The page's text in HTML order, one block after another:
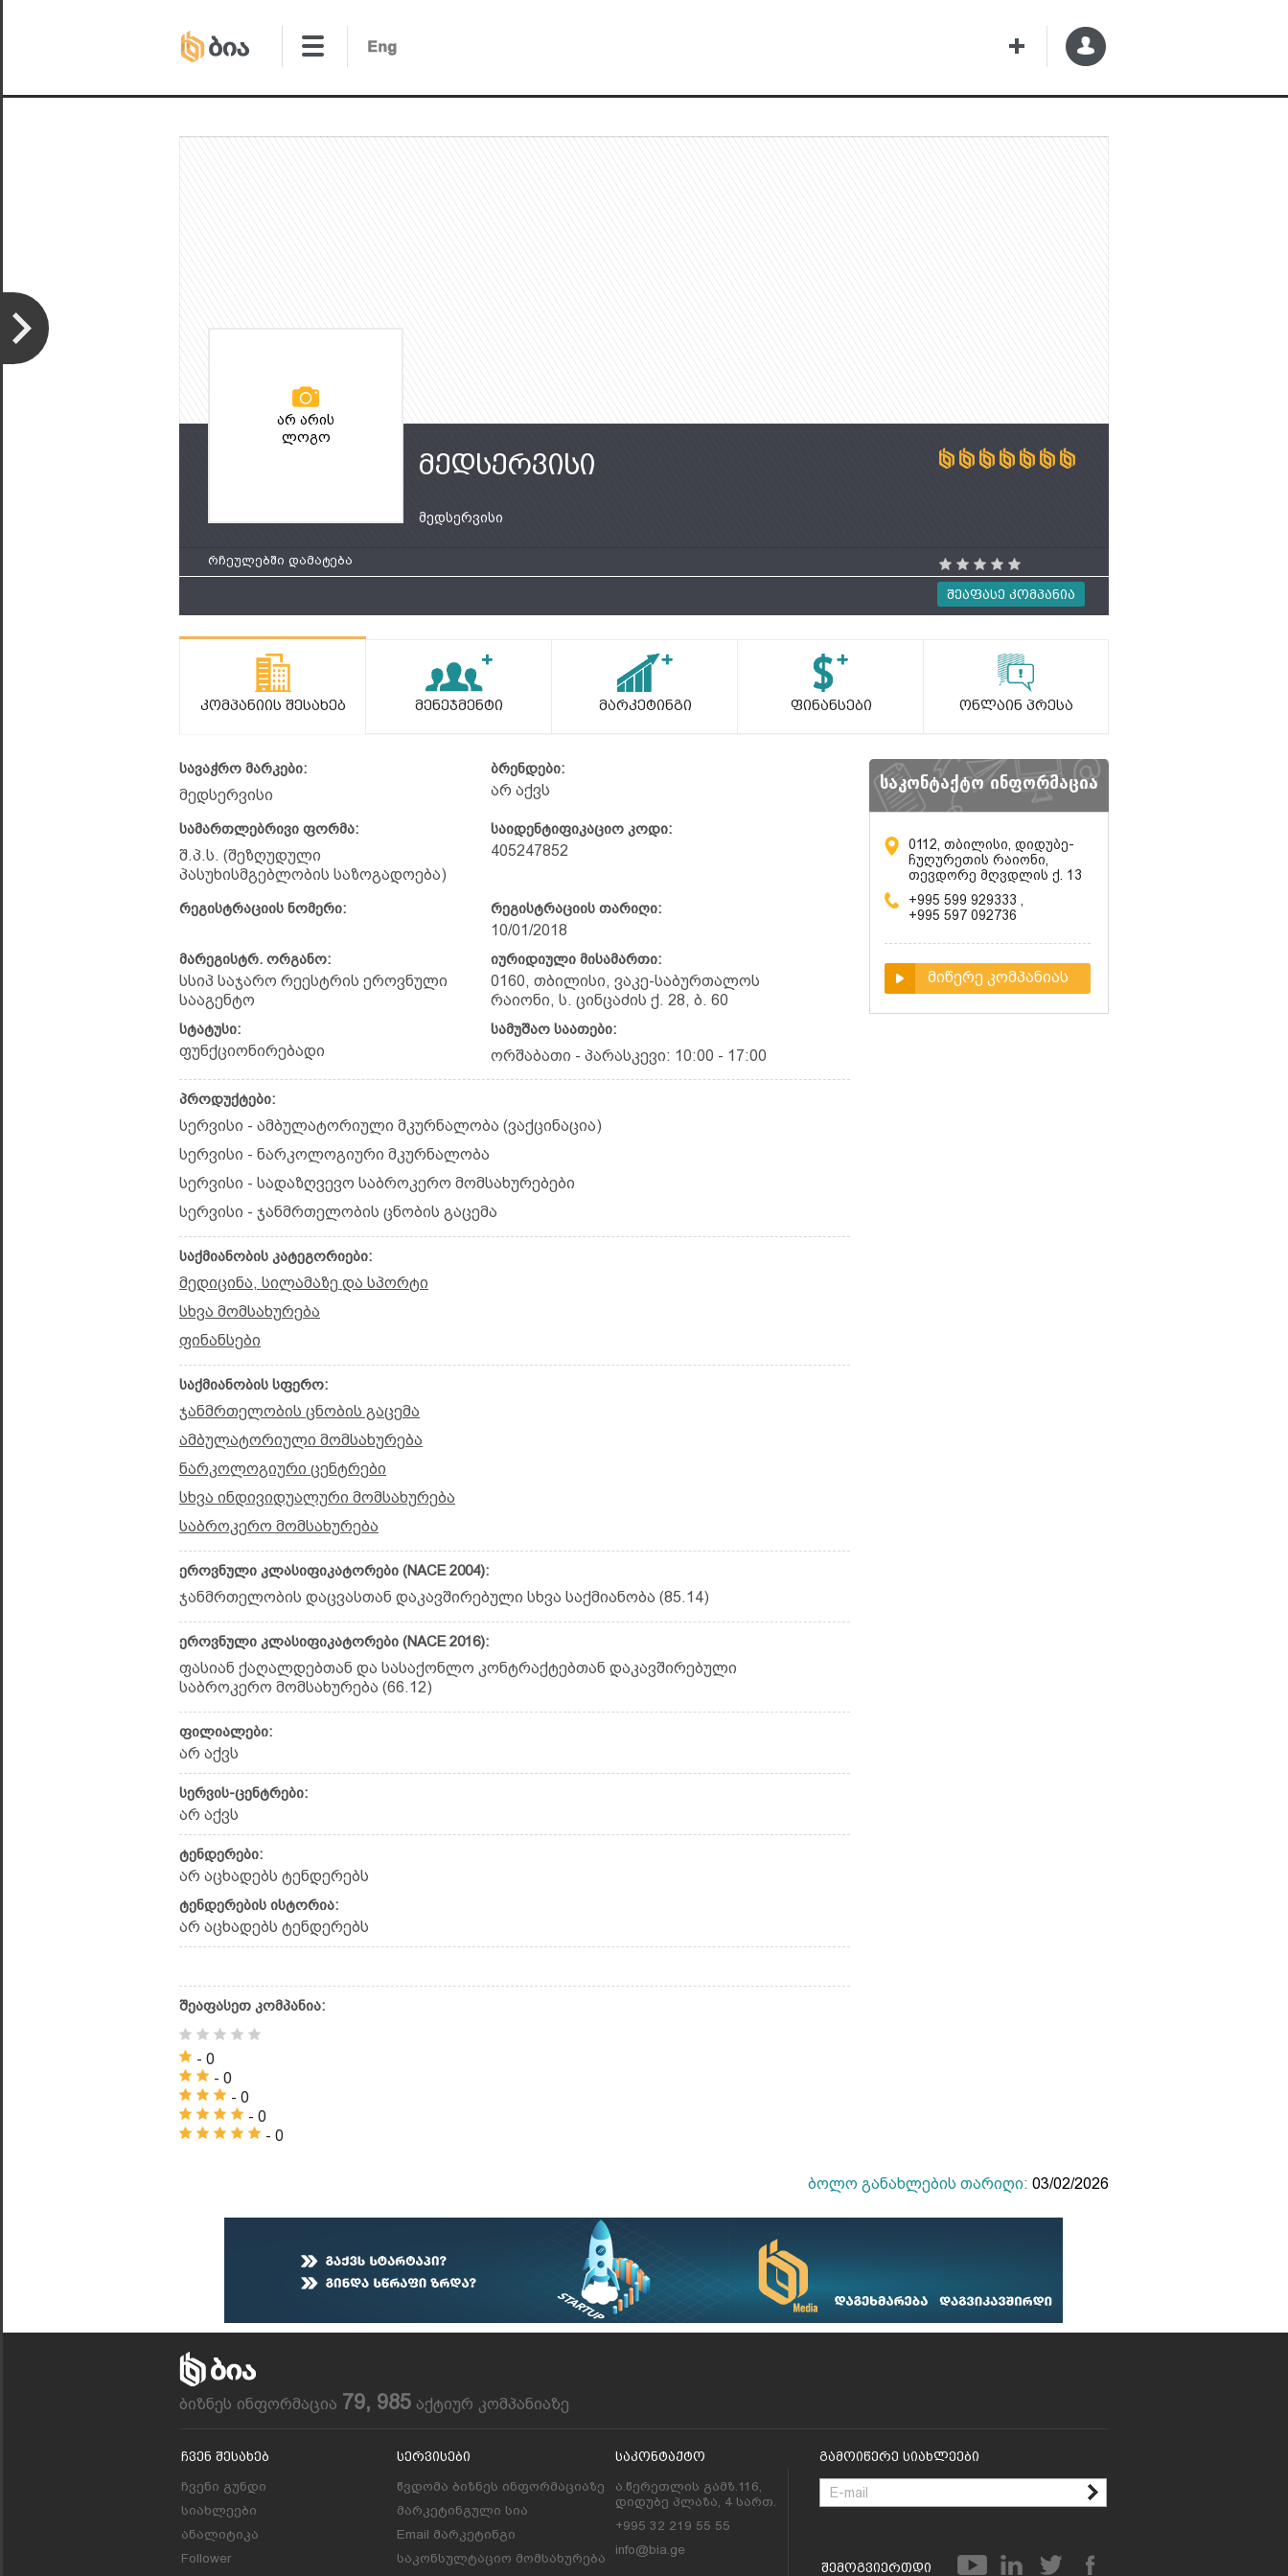
არ არის
ლოგო
მედსერვისი
მედსერვისი
Შეაფასე Კომპანია
რჩეულებში დამატება
Კომპანიის Შესახებ Მენეჯმენტი Მარკეტინგი Ფინანსები Ონლაინ Პრესა
სავაჭრო მარკები:
მედსერვისი
ბრენდები:
არ აქვს
სამართლებრივი ფორმა:
შ.პ.ს. (შეზღუდული
პასუხისმგებლობის საზოგადოება)
საიდენტიფიკაციო კოდი:
405247852
რეგისტრაციის ნომერი: რეგისტრაციის თარიღი:
10/01/2018
მარეგისტრ. ორგანო:
სსიპ საჯარო რეესტრის ეროვნული
სააგენტო
იურიდიული მისამართი:
0160, თბილისი, ვაკე-საბურთალოს
რაიონი, ს. ცინცაძის ქ. 28, ბ. 60
სტატუსი:
ფუნქციონირებადი
სამუშაო საათები:
ორშაბათი - პარასკევი: 10:00 - 17:00
პროდუქტები:
სერვისი - ამბულატორიული მკურნალობა (ვაქცინაცია)
სერვისი - ნარკოლოგიური მკურნალობა
სერვისი - სადაზღვევო საბროკერო მომსახურებები
სერვისი - ჯანმრთელობის ცნობის გაცემა
საქმიანობის კატეგორიები:
მედიცინა, სილამაზე და სპორტი
სხვა მომსახურება
ფინანსები
საქმიანობის სფერო:
ჯანმრთელობის ცნობის გაცემა
ამბულატორიული მომსახურება
ნარკოლოგიური ცენტრები
სხვა ინდივიდუალური მომსახურება
საბროკერო მომსახურება
ეროვნული კლასიფიკატორები (NACE 2004):
ჯანმრთელობის დაცვასთან დაკავშირებული სხვა საქმიანობა (85.14)
ეროვნული კლასიფიკატორები (NACE 2016):
ფასიან ქაღალდებთან და სასაქონლო კონტრაქტებთან დაკავშირებული
საბროკერო მომსახურება (66.12)
ფილიალები:
არ აქვს
სერვის-ცენტრები:
არ აქვს
ტენდერები:
არ აცხადებს ტენდერებს
ტენდერების ისტორია:
არ აცხადებს ტენდერებს
შეაფასეთ კომპანია:
- 0
- 0
- 0
- 0
- 0
საკონტაქტო ინფორმაცია
0112, თბილისი, დიდუბე-
ჩუღურეთის რაიონი,
თევდორე მღვდლის ქ. 13
+995 599 929333
+995 597 092736
მიწერე კომპანიას
ბოლო განახლების თარიღი: 03/02/2026
ბიზნეს ინფორმაცია 79, 985 აქტიურ კომპანიაზე
Ჩვენ Შესახებ
ჩვენი გუნდი
სიახლეები
ანალიტიკა
Follower
Სერვისები
წვდომა ბიზნეს ინფორმაციაზე
მარკეტინგული სია
Email მარკეტინგი
საკონსულტაციო მომსახურება
Საკონტაქტო
ა.წერეთლის გამზ.116,
დიდუბე პლაზა, 4 სართ.
+995 32 219 55 55
info@bia.ge
Გამოიწერე Სიახლეები
Შემოგვიერთდი